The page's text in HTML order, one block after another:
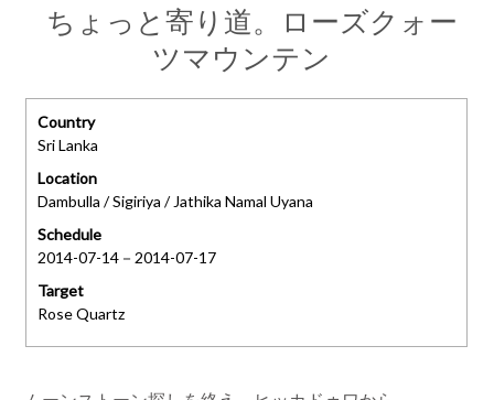
ちょっと寄り道。ローズクォー
ツマウンテン
Country
Sri Lanka
Location
Dambulla / Sigiriya / Jathika Namal Uyana
Schedule
2014-07-14－2014-07-17
Target
Rose Quartz